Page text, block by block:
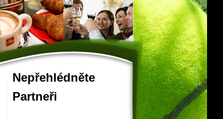
Nepřehlédněte
Partneři